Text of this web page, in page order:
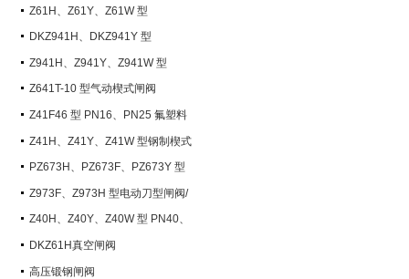
Z61H、Z61Y、Z61W 型
PN100~PN160 承插焊楔式闸阀
DKZ941H、DKZ941Y 型
PN10~PN100 钢制真空闸阀
Z941H、Z941Y、Z941W 型
PN100~PN200 钢制电动楔式闸阀
Z641T-10 型气动楔式闸阀
Z41F46 型 PN16、PN25 氟塑料
衬里楔式闸阀
Z41H、Z41Y、Z41W 型钢制楔式
闸阀PZ673H、PZ673F、PZ673Y 型
气动刀型闸阀/刀闸阀
Z973F、Z973H 型电动刀型闸阀/
刀闸阀
Z40H、Z40Y、Z40W 型 PN40、
PN63 钢制楔式闸阀
DKZ61H真空闸阀
高压锻钢闸阀